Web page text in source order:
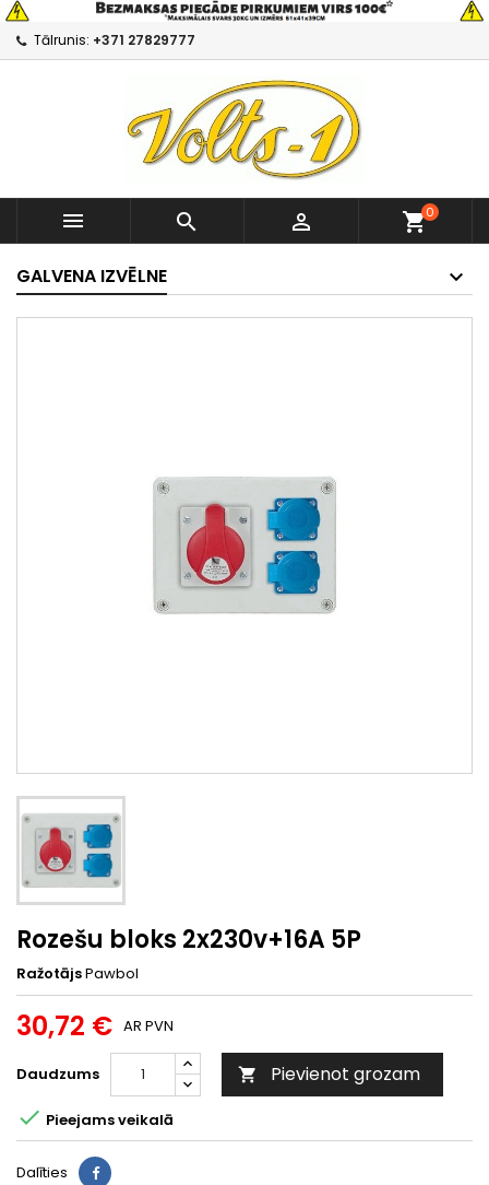
Tālrunis: +371 27829777
   shopping_cart0
GALVENA IZVĒLNE
Rozešu bloks 2x230v+16A 5P
RažotājsPawbol
30,72 € AR PVN
Daudzums  Pievienot grozam
 Pieejams veikalā
Dalīties